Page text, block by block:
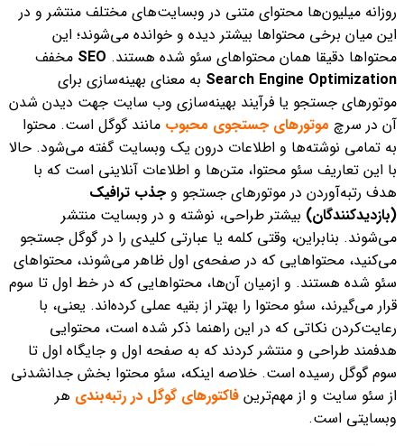
روزانه میلیون‌ها محتوای متنی در وبسایت‌های مختلف منتشر و در
این میان برخی محتواها بیشتر دیده و خوانده می‌شوند؛ این
محتواها دقیقا همان محتواهای سئو شده هستند. SEO مخفف
Search Engine Optimization به معنای بهینه‌سازی برای
موتورهای جستجو یا فرآیند بهینه‌سازی وب سایت جهت دیدن شدن
آن در سرچ موتورهای جستجوی محبوب مانند گوگل است. محتوا
به تمامی نوشته‌ها و اطلاعات درون یک وبسایت گفته می‌شود. حالا
با این تعاریف سئو محتوا، متن‌‌ها و اطلاعات آنلاینی است که با
هدف رتبه‌آوردن در موتورهای جستجو و جذب ترافیک
(بازدیدکنندگان) بیشتر طراحی، نوشته و در وبسایت‌ منتشر
می‌شوند. بنابراین، وقتی کلمه یا عبارتی کلیدی را در گوگل جستجو
می‌کنید، محتواهایی که در صفحه‌‌ی اول ظاهر می‌شوند، محتواهای
سئو شده هستند. و ازمیان آن‌ها، محتواهایی که در خط اول تا سوم
قرار می‌گیرند، سئو محتوا را بهتر از بقیه عملی کرده‌اند. یعنی، با
رعایت‌کردن نکاتی که در این راهنما ذکر شده است، محتوایی
هدفمند طراحی و منتشر کردند که به صفحه اول و جایگاه اول تا
سوم گوگل رسیده است. خلاصه اینکه، سئو محتوا بخش جدانشدنی
از سئو سایت و از مهم‌ترین فاکتورهای گوگل در رتبه‌بندی هر
وبسایتی است.